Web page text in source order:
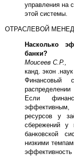
управления на
этой системы.
ОТРАСЛЕВОЙ
Насколько
банки?
Моисеев С.Р.,
канд. экон .наук
Финансовый
Если
ресурсов у
сбережений у
банковской
низкими